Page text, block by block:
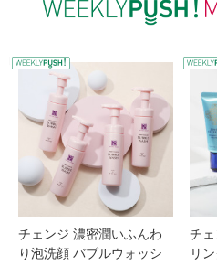
チェンジ 濃密潤いふんわ
り泡洗顔 バブルウォッシ
チ
リ